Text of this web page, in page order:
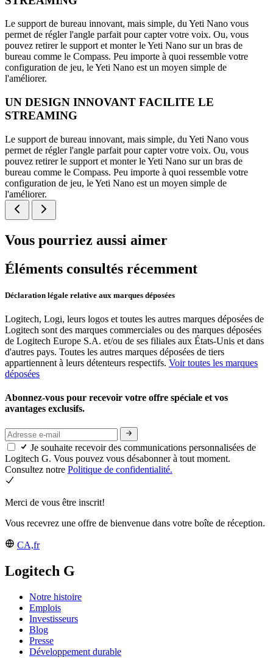
Le support de bureau innovant, mais simple, du Yeti Nano vous
permet de régler l'angle parfait pour capter votre voix. Ou, vous
pouvez retirer le support et monter le Yeti Nano sur un bras de
bureau comme le Compass. Peu importe à quoi ressemble votre
configuration de jeu, le Yeti Nano est un moyen simple de
l'améliorer.
UN DESIGN INNOVANT FACILITE LE
STREAMING
Le support de bureau innovant, mais simple, du Yeti Nano vous
permet de régler l'angle parfait pour capter votre voix. Ou, vous
pouvez retirer le support et monter le Yeti Nano sur un bras de
bureau comme le Compass. Peu importe à quoi ressemble votre
configuration de jeu, le Yeti Nano est un moyen simple de
l'améliorer.
Vous pourriez aussi aimer
Éléments consultés récemment
Déclaration légale relative aux marques déposées
Logitech, Logi, leurs logos et toutes les autres marques déposées de
Logitech sont des marques commerciales ou des marques déposées
de Logitech Europe S.A. et/ou de ses filiales aux États-Unis et dans
d'autres pays. Toutes les autres marques déposées de tiers
appartiennent à leurs détenteurs respectifs. Voir toutes les marques
déposées
Abonnez-vous pour recevoir votre offre spéciale et vos
avantages exclusifs.
Je souhaite recevoir des communications personnalisées de
Logitech G. Vous pouvez vous désabonner à tout moment.
Consultez notre Politique de confidentialité.
Merci de vous être inscrit!
Vous recevrez une offre de bienvenue dans votre boîte de réception.
CA,fr
Logitech G
Notre histoire
Emplois
Investisseurs
Blog
Presse
Développement durable